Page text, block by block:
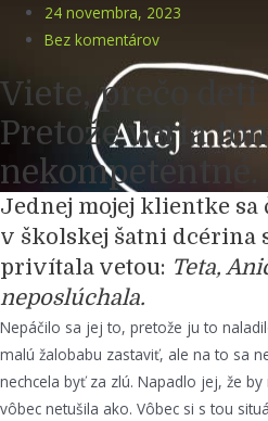
24 novembra, 2023
Bez komentárov
Viete, prečo deti
Pretože veria
nekompetentné.
Jednej mojej klientke sa
v školskej šatni dcérina
privítala vetou: Teta,
neposlúchala.
Nepáčilo sa jej to, pretože ju to
malú žalobabu zastaviť, ale na to sa
nechcela byť za zlú. Napadlo jej, že
vôbec netušila ako. Vôbec si s tou